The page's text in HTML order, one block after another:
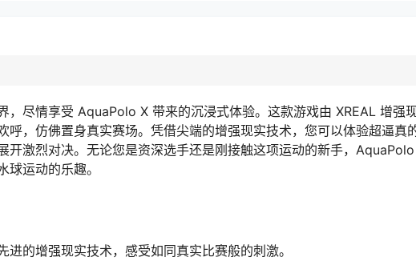
，尽情享受 AquaPolo X 带来的沉浸式体验。这款游戏由 XREAL 增强
呼，仿佛置身真实赛场。凭借尖端的增强现实技术，您可以体验超逼真
开激烈对决。无论您是资深选手还是刚接触这项运动的新手，
运动的乐趣。
的增强现实技术，感受如同真实比赛般的刺激。